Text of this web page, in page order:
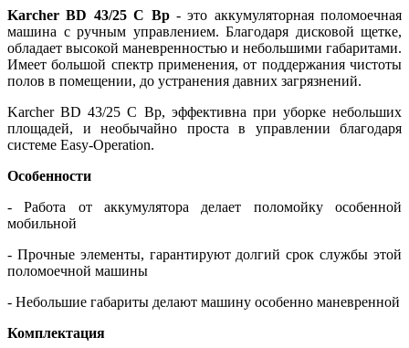
Karcher BD 43/25 C Bp- это аккумуляторная поломоечная
машина с ручным управлением. Благодаря дисковой щетке,
обладает высокой маневренностью и небольшими габаритами.
Имеет большой спектр применения, от поддержания чистоты
полов в помещении, до устранения давних загрязнений.
Karcher BD 43/25 C Bp, эффективна при уборке небольших
площадей, и необычайно проста в управлении благодаря
системе Easy-Operation.
Особенности
- Работа от аккумулятора делает поломойку особенной
мобильной
- Прочные элементы, гарантируют долгий срок службы этой
поломоечной машины
- Небольшие габариты делают машину особенно маневренной
Комплектация